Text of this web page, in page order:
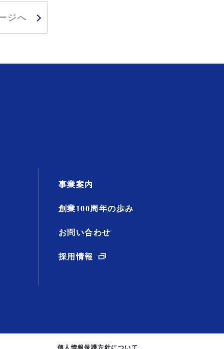
ジへ
事業案内
創業100周年の歩み
お問い合わせ
採用情報